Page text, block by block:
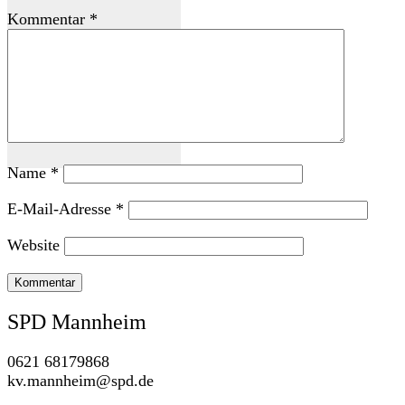
Kommentar *
Name *
E-Mail-Adresse *
Website
SPD Mannheim
0621 68179868
kv.mannheim@spd.de